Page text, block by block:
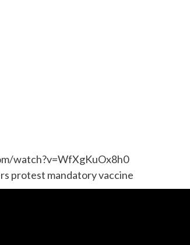
watch?v=WfXgKuOx8h0
protest mandatory vaccine